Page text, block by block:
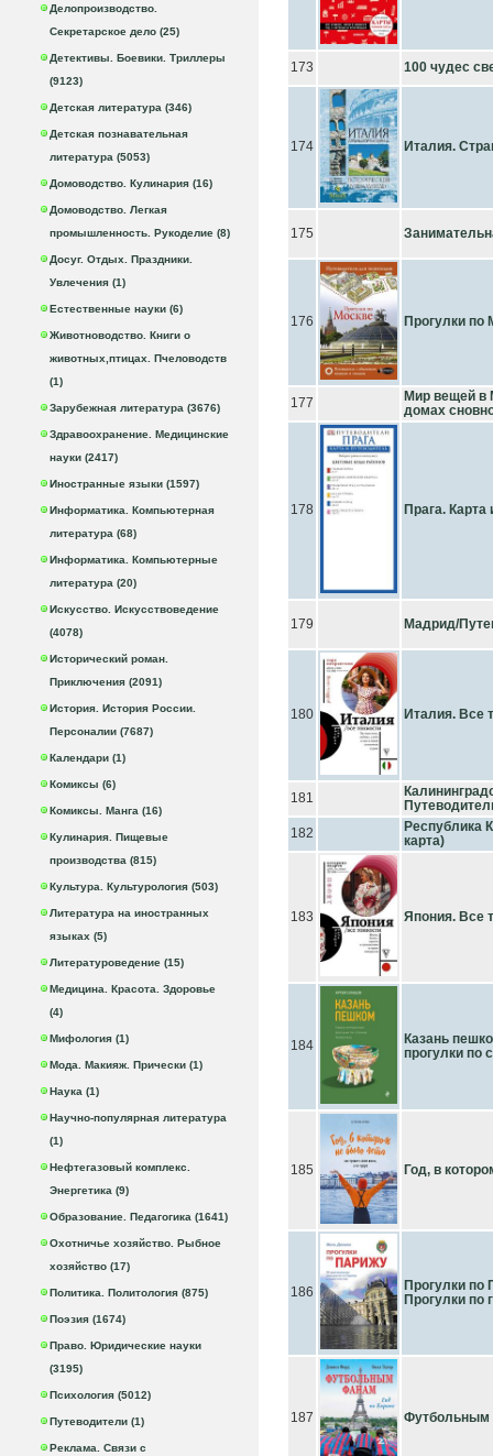
Делопроизводство.
Секретарское дело (25)
Детективы. Боевики. Триллеры
(9123)
Детская литература (346)
Детская познавательная
литература (5053)
Домоводство. Кулинария (16)
Домоводство. Легкая
промышленность. Рукоделие (8)
Досуг. Отдых. Праздники.
Увлечения (1)
Естественные науки (6)
Животноводство. Книги о
животных,птицах. Пчеловодств
(1)
Зарубежная литература (3676)
Здравоохранение. Медицинские
науки (2417)
Иностранные языки (1597)
Информатика. Компьютерная
литература (68)
Информатика. Компьютерные
литература (20)
Искусство. Искусствоведение
(4078)
Исторический роман.
Приключения (2091)
История. История России.
Персоналии (7687)
Календари (1)
Комиксы (6)
Комиксы. Манга (16)
Кулинария. Пищевые
производства (815)
Культура. Культурология (503)
Литература на иностранных
языках (5)
Литературоведение (15)
Медицина. Красота. Здоровье
(4)
Мифология (1)
Мода. Макияж. Прически (1)
Наука (1)
Научно-популярная литература
(1)
Нефтегазовый комплекс.
Энергетика (9)
Образование. Педагогика (1641)
Охотничье хозяйство. Рыбное
хозяйство (17)
Политика. Политология (875)
Поэзия (1674)
Право. Юридические науки
(3195)
Психология (5012)
Путеводители (1)
Реклама. Связи с
173 100 чудес
174 Италия.
175
176 Прогулки по
177
Мир вещей в
домах
178 Прага. Карта
179 Мадрид/
180 Италия. Все
181
182
Республика
карта)
183 Япония. Все
184
Казань
прогулки по
185 Год, в
186
Прогулки по
Прогулки по
187 Футбольным